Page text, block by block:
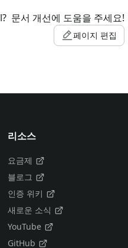
문서 개선에 도움을 주세요!
페이지 편집
리소스
요금제
블로그
인증 위키
새로운 소식
YouTube
GitHub